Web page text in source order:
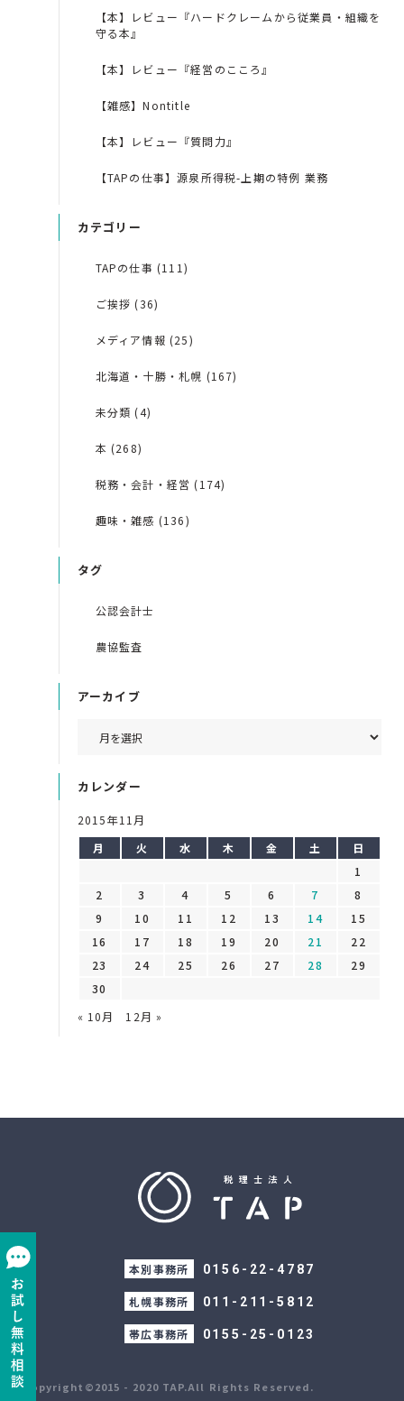
【本】レビュー『ハードクレームから従業員・組織を
守る本』
【本】レビュー『経営のこころ』
【雑感】Nontitle
【本】レビュー『質問力』
【TAPの仕事】源泉所得税-上期の特例 業務
カテゴリー
TAPの仕事 (111)
ご挨拶 (36)
メディア情報 (25)
北海道・十勝・札幌 (167)
未分類 (4)
本 (268)
税務・会計・経営 (174)
趣味・雑感 (136)
タグ
公認会計士
農協監査
アーカイブ
カレンダー
2015年11月
月
火 水 木 金 土
日
1
2
3 4 5 6 7
8
9
10 11 12 13 14
15
16
17 18 19 20 21
22
23
24 25 26 27 28
29
30
« 10月
12月 »
本別事務所 0156-22-4787
札幌事務所 011-211-5812
帯広事務所 0155-25-0123
Copyright©2015 - 2020 TAP.All Rights Reserved.